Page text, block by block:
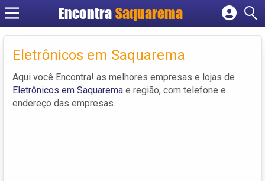
Encontra Saquarema
Cadastrar empresa
Criar conta
Eletrônicos em Saquarema
Aqui você Encontra! as melhores empresas e lojas de
Eletrônicos em Saquarema e região, com telefone e
endereço das empresas.